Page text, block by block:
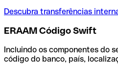
Descubra transferências
ERAAM Código Swift
Incluindo os componentes do
código do banco, país,